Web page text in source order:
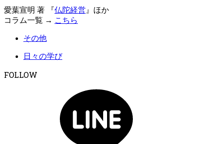
愛葉宣明 著 『仏陀経営 』ほか
コラム一覧 → こちら
その他
日々の学び
FOLLOW